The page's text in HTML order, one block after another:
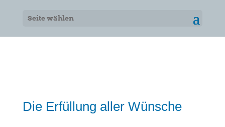
Seite wählen
Die Erfüllung aller Wünsche